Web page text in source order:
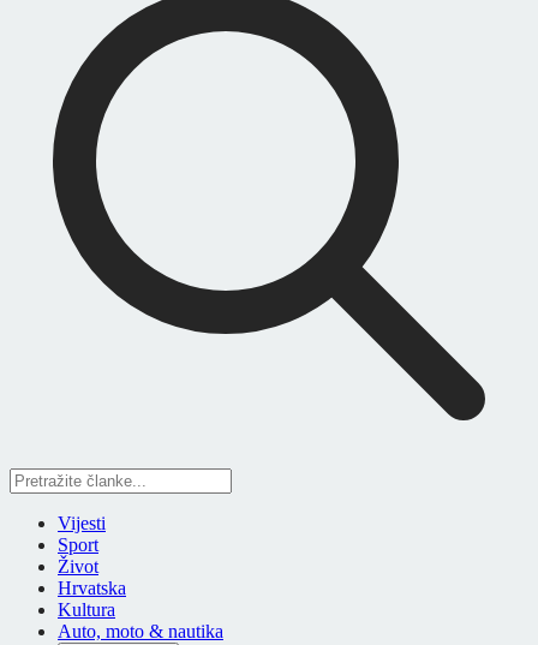
Vijesti
Sport
Život
Hrvatska
Kultura
Auto, moto & nautika